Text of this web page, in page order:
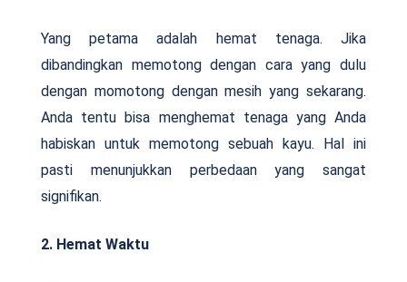
Yang petama adalah hemat tenaga. Jika
dibandingkan memotong dengan cara yang dulu
dengan momotong dengan mesih yang sekarang.
Anda tentu bisa menghemat tenaga yang Anda
habiskan untuk memotong sebuah kayu. Hal ini
pasti menunjukkan perbedaan yang sangat
signifikan.
2. Hemat Waktu